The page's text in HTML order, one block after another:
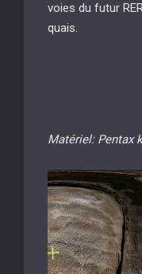
voies du futur
quais.
Matériel: Pentax